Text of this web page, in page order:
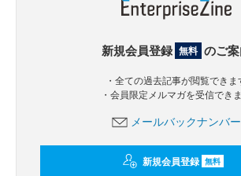
新規会員登録 無料 のご
・全ての過去記事が閲覧できま
・会員限定メルマガを受信でき
メールバックナンバー
新規会員登録 無料